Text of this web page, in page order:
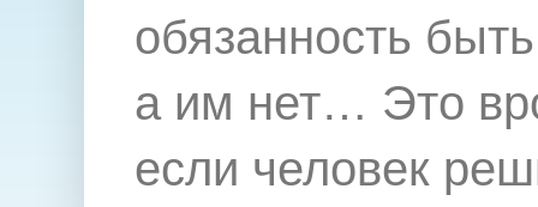
обязанность
а им нет… Это
если человек